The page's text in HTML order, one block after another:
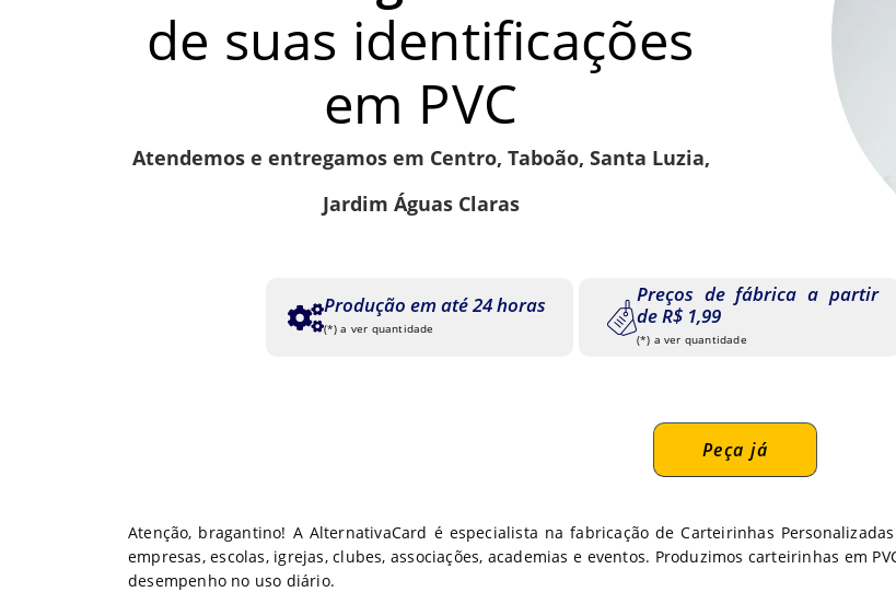
de suas identificações
em PVC
Atendemos e entregamos em Centro, Taboão, Santa Luzia,
Jardim Águas Claras
Produção em até 24 horas
(*) a ver quantidade
Preços de fábrica a partir
de R$ 1,99
(*) a ver quantidade
Peça já
Atenção, bragantino! A AlternativaCard é especialista na fabricação de Carteirinhas
empresas, escolas, igrejas, clubes, associações, academias e eventos. Produzimos carteirinhas em
desempenho no uso diário.